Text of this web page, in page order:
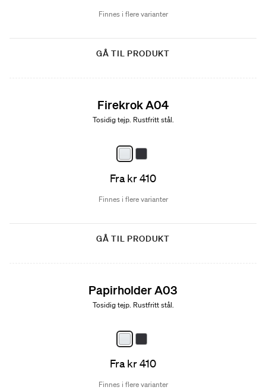
Finnes i flere varianter
GÅ TIL PRODUKT
Firekrok A04
Tosidig tejp. Rustfritt stål.
Fra kr 410
Finnes i flere varianter
GÅ TIL PRODUKT
Papirholder A03
Tosidig tejp. Rustfritt stål.
Fra kr 410
Finnes i flere varianter